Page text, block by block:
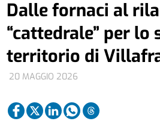
20 MAGGIO 2026
Dalle fornaci al
“cattedrale” per
territorio di